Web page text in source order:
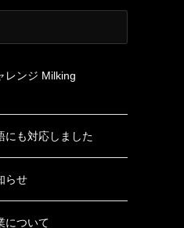
レンジ Milking
にも対応しました
らせ
について